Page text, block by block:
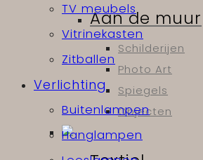
Aan de muur
Schilderijen
Photo Art
Spiegels
Objecten
TV meubels
Vitrinekasten
Zitballen
Verlichting
Buitenlampen
Hanglampen